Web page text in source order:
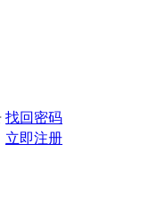
找回密码
立即注册